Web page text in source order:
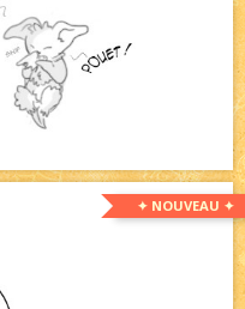
✦ NOUVEAU ✦